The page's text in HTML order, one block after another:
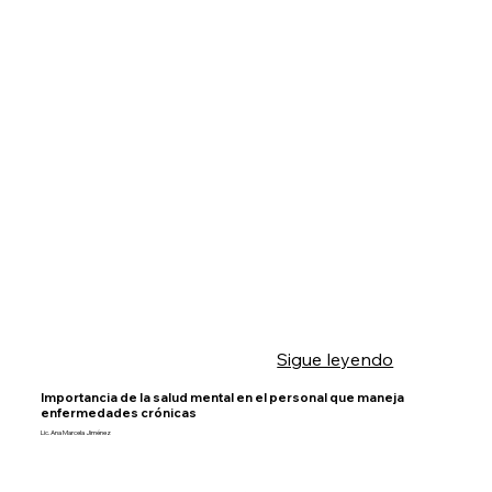
Sigue leyendo
Importancia de la salud mental en el personal que maneja
enfermedades crónicas
Lic. Ana Marcela Jiménez